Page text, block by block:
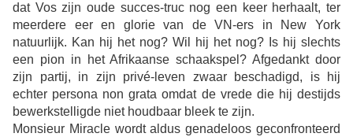
dat Vos zijn oude succes-truc nog een keer herhaalt, ter
meerdere eer en glorie van de VN-ers in New York
natuurlijk. Kan hij het nog? Wil hij het nog? Is hij slechts
een pion in het Afrikaanse schaakspel? Afgedankt door
zijn partij, in zijn privé-leven zwaar beschadigd, is hij
echter persona non grata omdat de vrede die hij destijds
bewerkstelligde niet houdbaar bleek te zijn.
Monsieur Miracle wordt aldus genadeloos geconfronteerd